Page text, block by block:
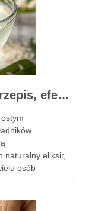
Jak zrobić wodę ryżową? Przepis, efekty i zastosowanie w pielęgnacji
naturalny eliksir,
osób
skóry. Dzięki